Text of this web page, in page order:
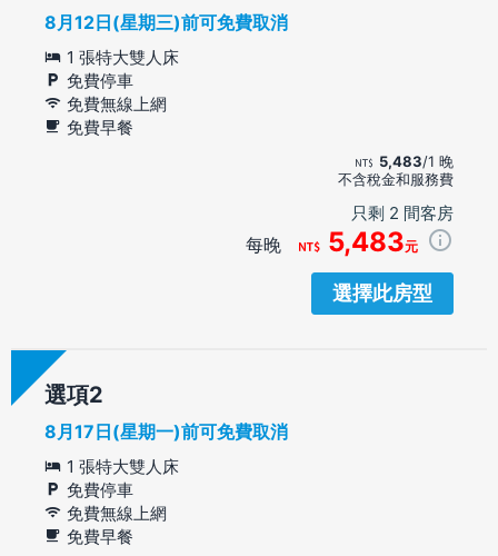
8月12日(星期三)前可免費取消
1 張特大雙人床
免費停車
免費無線上網
免費早餐
5,483/1 晚
不含稅金和服務費
只剩 2 間客房
每晚 5,483元
選擇此房型
選項
8月17日(星期一)前可免費取消
1 張特大雙人床
免費停車
免費無線上網
免費早餐